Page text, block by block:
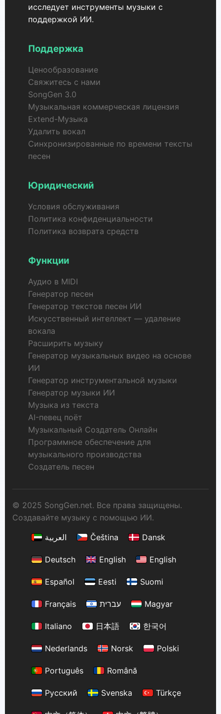
исследует инструменты музыки с
поддержкой ИИ.
Поддержка
Ценообразование
Свяжитесь с нами
SongGen 3.0
Музыкальная коммерческая лицензия
Extend-Музыка
Удалить вокал
Синхронизированные по времени тексты
песен
Юридический
Условия обслуживания
Политика конфиденциальности
Политика возврата средств
Функции
Аудио в MIDI
Генератор песен
Генератор текстов песен ИИ
Искусственный интеллект — удаление
вокала
Расширить музыку
Генератор музыкальных видео на основе
ИИ
Генератор инструментальной музыки
Генератор музыки ИИ
Музыка из текста
AI-певец поёт
Музыкальный Создатель Онлайн
Программное обеспечение для
музыкального производства
Создатель песен
© 2025 SongGen.net. Все права защищены.
Создавайте музыку с помощью ИИ.
العربية
Čeština Dansk
Deutsch English English
Español Eesti Suomi
Français עברית Magyar
Italiano 日本語 한국어
Nederlands Norsk Polski
Português Română
Русский Svenska Türkçe